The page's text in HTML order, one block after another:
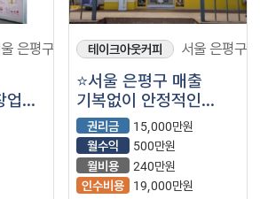
은평구
업
피/
테이크아웃커피 서울 은평구
⭐서울 은평구 매출
기복없이 안정적인
메가커피 매장을
소개합니다⭐
권리금
15,000만원
월수익
500만원
월비용
240만원
인수비용
19,000만원